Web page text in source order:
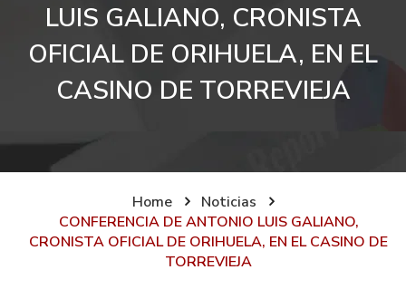
LUIS GALIANO, CRONISTA
OFICIAL DE ORIHUELA, EN EL
CASINO DE TORREVIEJA
Home
Noticias
CONFERENCIA DE ANTONIO LUIS GALIANO,
CRONISTA OFICIAL DE ORIHUELA, EN EL CASINO DE
TORREVIEJA